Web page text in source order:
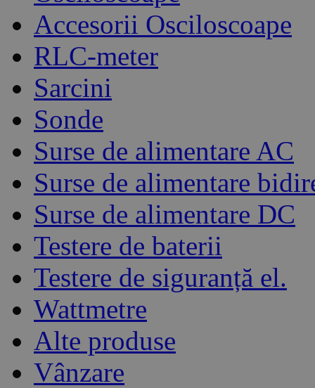
Accesorii Osciloscoape
RLC-meter
Sarcini
Sonde
Surse de alimentare AC
Surse de alimentare
Surse de alimentare DC
Testere de baterii
Testere de siguranță el.
Wattmetre
Alte produse
Vânzare